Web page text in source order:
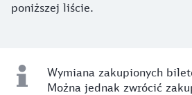
poniższej liście.
Wymiana zakupionych
Można jednak zwrócić